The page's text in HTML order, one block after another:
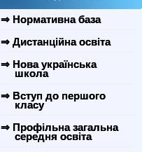
⇒ Нормативна база
⇒ Дистанційна освіта
⇒ Нова українська
школа
⇒ Вступ до першого
класу
⇒ Профільна загальна
середня освіта